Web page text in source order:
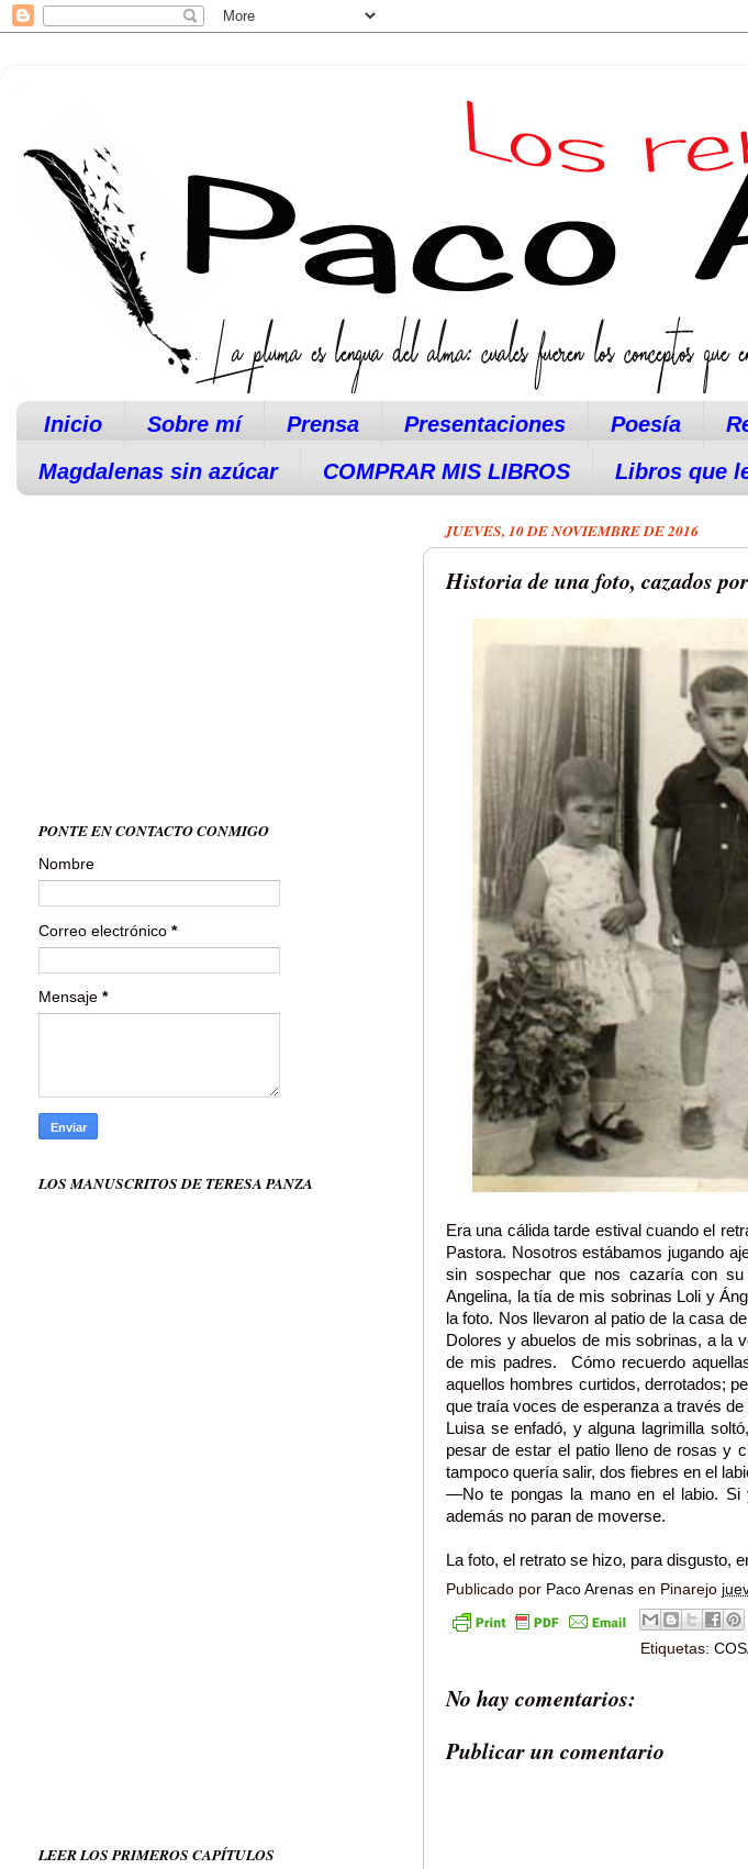
Inicio Sobre mí Prensa Presentaciones Poesía
Magdalenas sin azúcar
COMPRAR MIS LIBROS Libros que
JUEVES, 10 DE NOVIEMBRE DE 2016
Historia de una foto, cazados
Era una cálida tarde estival cuando el
Pastora. Nosotros estábamos jugando
sin sospechar que nos cazaría con
Angelina, la tía de mis sobrinas Loli y
la foto. Nos llevaron al patio de la casa
Dolores y abuelos de mis sobrinas, a la
de mis padres. Cómo recuerdo
aquellos hombres curtidos, derrotados;
que traía voces de esperanza a través de
Luisa se enfadó, y alguna lagrimilla
pesar de estar el patio lleno de rosas y
tampoco quería salir, dos fiebres en el
—No te pongas la mano en el labio. Si
además no paran de moverse.
La foto, el retrato se hizo, para disgusto,
Publicado por Paco Arenas en Pinarejo
Etiquetas:
No hay comentarios:
Publicar un comentario
PONTE EN CONTACTO CONMIGO
Nombre
Correo electrónico *
Mensaje *
LOS MANUSCRITOS DE TERESA PANZA
LEER LOS PRIMEROS CAPÍTULOS